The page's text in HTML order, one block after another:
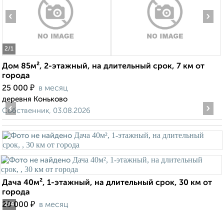
2/1
‹ ›
Дом 85м², 2-этажный, на длительный срок, 7 км от
города
25 000 ₽ в месяц
деревня Коньково
Собственник, 03.08.2026
2/4
‹ ›
Дача 40м², 1-этажный, на длительный срок, 30 км от
города
20 000 ₽ в месяц